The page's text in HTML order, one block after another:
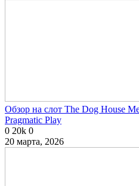
Обзор на слот The Dog House
Pragmatic Play
0 20k 0
20 марта, 2026